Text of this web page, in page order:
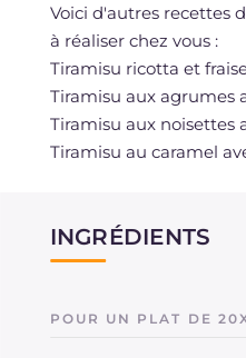
Voici d'autres recettes
à réaliser chez vous :
Tiramisu ricotta et
Tiramisu aux agrumes
Tiramisu aux noisettes
Tiramisu au caramel
INGRÉDIENTS
POUR UN PLAT DE